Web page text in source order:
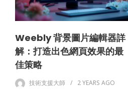
Weebly 背景圖片編輯器詳
解：打造出色網頁效果的最
佳策略
技術支援大師 2 YEARS AGO